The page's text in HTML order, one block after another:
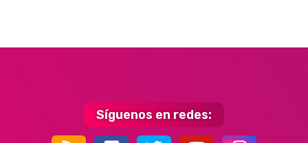
Síguenos en redes: